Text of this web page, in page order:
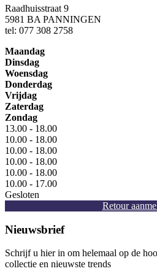
Raadhuisstraat 9
5981 BA PANNINGEN
tel: 077 308 2758
Maandag
Dinsdag
Woensdag
Donderdag
Vrijdag
Zaterdag
Zondag
13.00 - 18.00
10.00 - 18.00
10.00 - 18.00
10.00 - 18.00
10.00 - 18.00
10.00 - 17.00
Gesloten
Retour
Nieuwsbrief
Schrijf u hier in om helemaal op de
collectie en nieuwste trends